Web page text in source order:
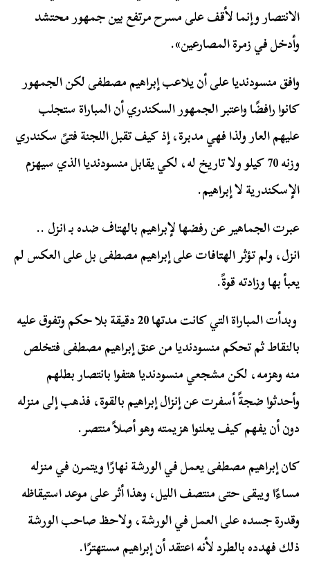
الانتصار وإنما لأقف على مسرح مرتفع بين جمهور محتشد
وأدخل في زمرة المصارعين».
وافق منسودنديا على أن يلاعب إبراهيم مصطفى لكن الجمهور
كانوا رافضًا واعتبر الجمهور السكندري أن المباراة ستجلب
عليهم العار ولذا فهي مدبرة، إذ كيف تقبل اللجنة فتىً سكندري
وزنه 70 كيلو ولا تاريخ له، لكي يقابل منسودنديا الذي سيهزم
الإسكندرية لا إبراهيم.
عبرت الجماهير عن رفضها لإبراهيم بالهتاف ضده بـ انزل ..
انزل، ولم تؤثر الهتافات على إبراهيم مصطفى بل على العكس لم
يعبأ بها وزادته قوةً.
وبدأت المباراة التي كانت مدتها 20 دقيقة بلا حكم وتفوق عليه
بالنقاط ثم تحكم منسودنديا من عنق إبراهيم مصطفى فتخلص
منه وهزمه، لكن مشجعي منسودنديا هتفوا بانتصار بطلهم
وأحدثوا ضجةً أسفرت عن إنزال إبراهيم بالقوة، فذهب إلى منزله
دون أن يفهم كيف يعلنوا هزيمته وهو أصلاً منتصر.
كان إبراهيم مصطفى يعمل في الورشة نهارًا ويتمرن في منزله
مساءًا ويبقى حتى منتصف الليل، وهذا أثر على موعد استيقاظه
وقدرة جسده على العمل في الورشة، ولاحظ صاحب الورشة
ذلك فهدده بالطرد لأنه اعتقد أن إبراهيم مستهترًا.